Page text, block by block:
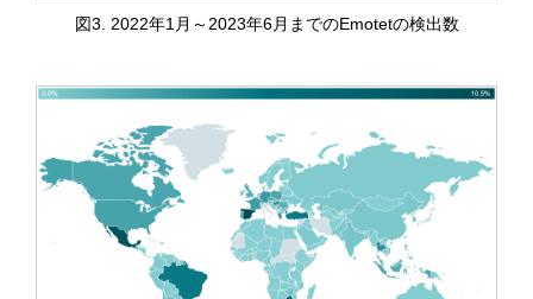
図3. 2022年1月～2023年6月までのEmotetの検出数